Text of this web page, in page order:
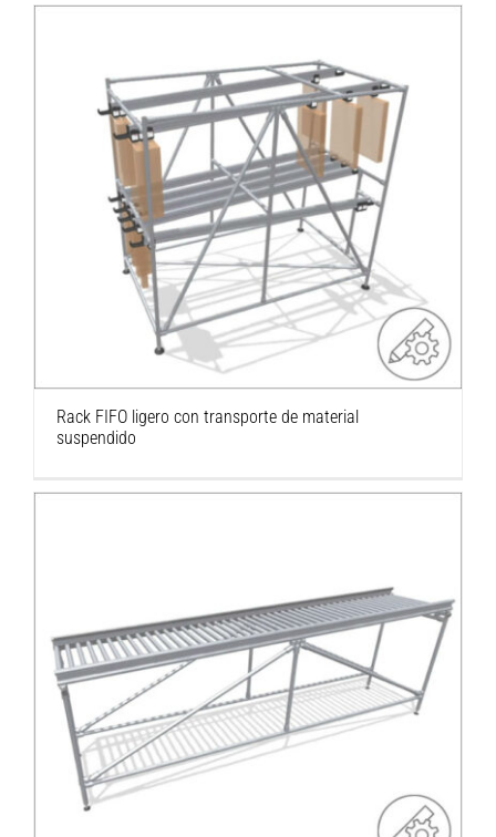
Rack FIFO ligero con transporte de material
suspendido
Rack FIFO ligero con transporte de material
suspendido
Conveyor transportador con 2° de inclinación